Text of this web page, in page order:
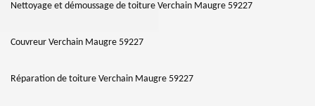
Nettoyage et démoussage de toiture Verchain Maugre 59227
Couvreur Verchain Maugre 59227
Réparation de toiture Verchain Maugre 59227